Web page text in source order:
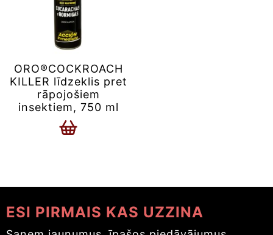
ORO®COCKROACH
KILLER līdzeklis pret
rāpojošiem
insektiem, 750 ml
ESI PIRMAIS KAS UZZINA